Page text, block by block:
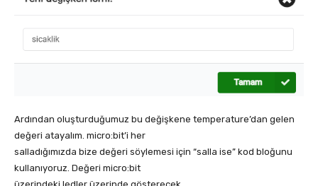
Ardından oluşturduğumuz bu değişkene temperature’dan gelen
değeri atayalım. micro:bit’i her
salladığımızda bize değeri söylemesi için “salla ise” kod bloğunu
kullanıyoruz. Değeri micro:bit